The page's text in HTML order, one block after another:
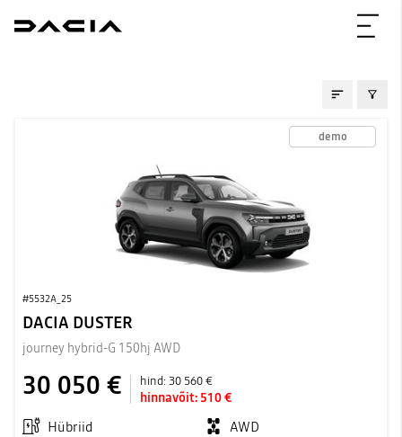
AUTOD KOHE
demo
#5532A_25
DACIA DUSTER
journey hybrid-G 150hj AWD
30 050 € hind:30 560 €
hinnavõit: 510 €
Hübriid
AWD